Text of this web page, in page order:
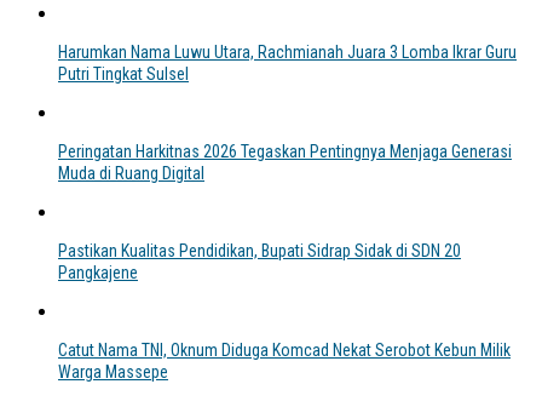
Harumkan Nama Luwu Utara, Rachmianah Juara 3 Lomba Ikrar Guru
Putri Tingkat Sulsel
Peringatan Harkitnas 2026 Tegaskan Pentingnya Menjaga Generasi
Muda di Ruang Digital
Pastikan Kualitas Pendidikan, Bupati Sidrap Sidak di SDN 20
Pangkajene
Catut Nama TNI, Oknum Diduga Komcad Nekat Serobot Kebun Milik
Warga Massepe